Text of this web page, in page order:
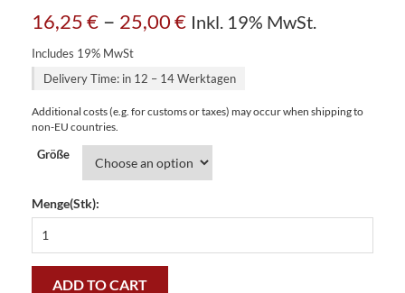
16,25€ – 25,00€ Inkl. 19% MwSt.
Includes 19% MwSt
Delivery Time: in 12 – 14 Werktagen
Additional costs (e.g. for customs or taxes) may occur when shipping to
non-EU countries.
Größe
Menge(Stk):
Peperoncino
preiswert
ADD TO CART